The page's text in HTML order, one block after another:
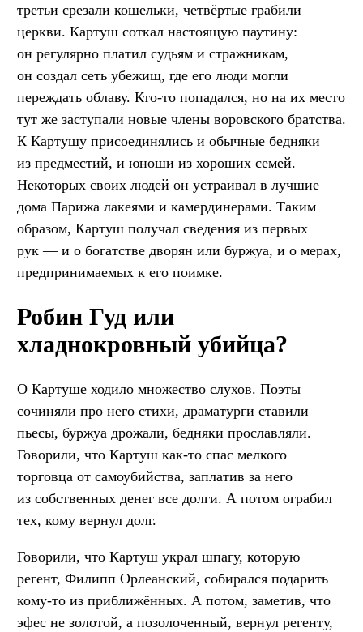
третьи срезали кошельки, четвёртые грабили
церкви. Картуш соткал настоящую паутину:
он регулярно платил судьям и стражникам,
он создал сеть убежищ, где его люди могли
переждать облаву. Кто-то попадался, но на их место
тут же заступали новые члены воровского братства.
К Картушу присоединялись и обычные бедняки
из предместий, и юноши из хороших семей.
Некоторых своих людей он устраивал в лучшие
дома Парижа лакеями и камердинерами. Таким
образом, Картуш получал сведения из первых
рук — и о богатстве дворян или буржуа, и о мерах,
предпринимаемых к его поимке.
Робин Гуд или
хладнокровный убийца?
О Картуше ходило множество слухов. Поэты
сочиняли про него стихи, драматурги ставили
пьесы, буржуа дрожали, бедняки прославляли.
Говорили, что Картуш как-то спас мелкого
торговца от самоубийства, заплатив за него
из собственных денег все долги. А потом ограбил
тех, кому вернул долг.
Говорили, что Картуш украл шпагу, которую
регент, Филипп Орлеанский, собирался подарить
кому-то из приближённых. А потом, заметив, что
эфес не золотой, а позолоченный, вернул регенту,